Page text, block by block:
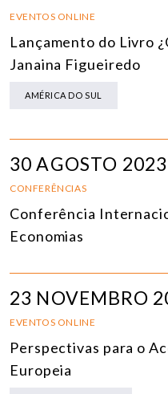
EVENTOS ONLINE
Lançamento do Livro
Janaina Figueiredo
AMÉRICA DO SUL
30 AGOSTO 2023
CONFERÊNCIAS
Conferência
Economias
23 NOVEMBRO
EVENTOS ONLINE
Perspectivas para o
Europeia